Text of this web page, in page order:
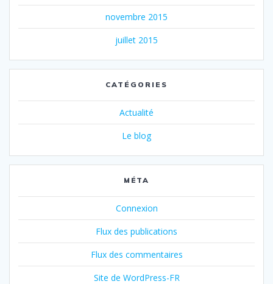
novembre 2015
juillet 2015
CATÉGORIES
Actualité
Le blog
MÉTA
Connexion
Flux des publications
Flux des commentaires
Site de WordPress-FR